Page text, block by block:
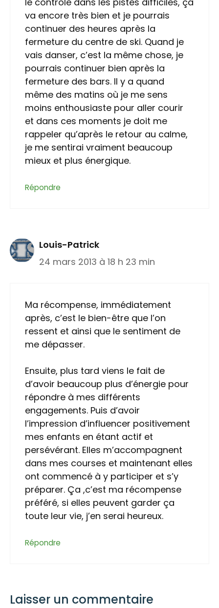
va encore très bien et je pourrais
continuer des heures après la
fermeture du centre de ski. Quand je
vais danser, c’est la même chose, je
pourrais continuer bien après la
fermeture des bars. Il y a quand
même des matins où je me sens
moins enthousiaste pour aller courir
et dans ces moments je doit me
rappeler qu’après le retour au calme,
je me sentirai vraiment beaucoup
mieux et plus énergique.
Répondre
Louis-Patrick
24 mars 2013 à 18 h 23 min
Ma récompense, immédiatement
après, c’est le bien-être que l’on
ressent et ainsi que le sentiment de
me dépasser.
Ensuite, plus tard viens le fait de
d’avoir beaucoup plus d’énergie pour
répondre à mes différents
engagements. Puis d’avoir
l’impression d’influencer positivement
mes enfants en étant actif et
persévérant. Elles m’accompagnent
dans mes courses et maintenant elles
ont commencé à y participer et s’y
préparer. Ça ,c’est ma récompense
préféré, si elles peuvent garder ça
toute leur vie, j’en serai heureux.
Répondre
Laisser un commentaire